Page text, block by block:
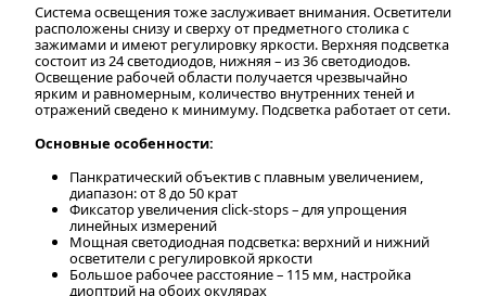
Система освещения тоже заслуживает внимания. Осветители
расположены снизу и сверху от предметного столика с
зажимами и имеют регулировку яркости. Верхняя подсветка
состоит из 24 светодиодов, нижняя – из 36 светодиодов.
Освещение рабочей области получается чрезвычайно
ярким и равномерным, количество внутренних теней и
отражений сведено к минимуму. Подсветка работает от сети.
Основные особенности:
Панкратический объектив с плавным увеличением,
диапазон: от 8 до 50 крат
Фиксатор увеличения click-stops – для упрощения
линейных измерений
Мощная светодиодная подсветка: верхний и нижний
осветители с регулировкой яркости
Большое рабочее расстояние – 115 мм, настройка
диоптрий на обоих окулярах